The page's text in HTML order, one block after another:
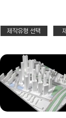
제작유형 선택
제작유형선택
PT
제출
현상